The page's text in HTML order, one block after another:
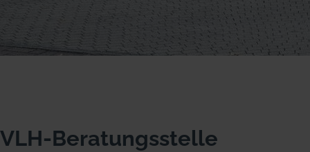
VLH-Beratungsstelle